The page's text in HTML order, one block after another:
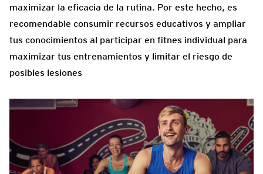
maximizar la eficacia de la rutina. Por este hecho, es
recomendable consumir recursos educativos y ampliar
tus conocimientos al participar en fitnes individual para
maximizar tus entrenamientos y limitar el riesgo de
posibles lesiones